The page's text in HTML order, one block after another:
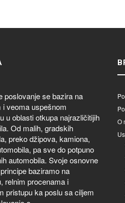
se bazira na
i veoma uspešnom
u oblasti otkupa najrazličitijih
Od malih, gradskih
preko džipova, kamiona,
pa sve do potpuno
automobila. Svoje osnovne
baziramo na
relnim procenama i
pristupu ka poslu sa ciljem
O